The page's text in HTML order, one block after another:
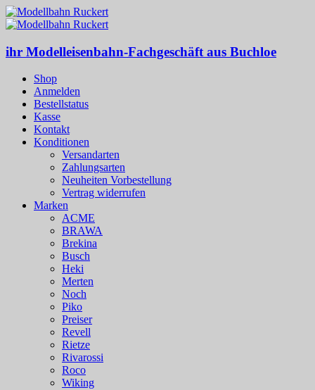
ihr Modelleisenbahn-Fachgeschäft aus Buchloe
Shop
Anmelden
Bestellstatus
Kasse
Kontakt
Konditionen
Versandarten
Zahlungsarten
Neuheiten Vorbestellung
Vertrag widerrufen
Marken
ACME
BRAWA
Brekina
Busch
Heki
Merten
Noch
Piko
Preiser
Revell
Rietze
Rivarossi
Roco
Wiking